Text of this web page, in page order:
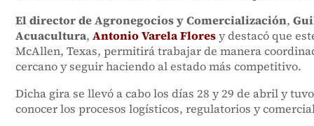
El director de Agronegocios y Comercialización,
Acuacultura, Antonio Varela Floresy destacó que
McAllen, Texas, permitirá trabajar de manera
cercano y seguir haciendo al estado más competitivo.
Dicha gira se llevó a cabo los días 28 y 29 de abril y
conocer los procesos logísticos, regulatorios y